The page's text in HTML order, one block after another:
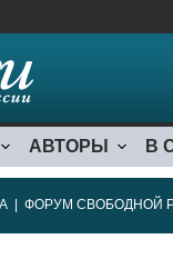
АВТОРЫ В
ФОРУМ СВОБОДНОЙ